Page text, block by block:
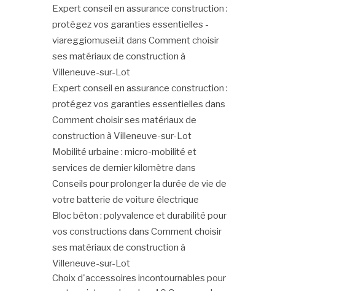
Expert conseil en assurance construction :
protégez vos garanties essentielles -
viareggiomusei.itdans Comment choisir
ses matériaux de construction à
Villeneuve-sur-Lot
Expert conseil en assurance construction :
protégez vos garanties essentielles dans
Comment choisir ses matériaux de
construction à Villeneuve-sur-Lot
Mobilité urbaine : micro-mobilité et
services de dernier kilomètre dans
Conseils pour prolonger la durée de vie de
votre batterie de voiture électrique
Bloc béton : polyvalence et durabilité pour
vos constructions dans Comment choisir
ses matériaux de construction à
Villeneuve-sur-Lot
Choix d'accessoires incontournables pour